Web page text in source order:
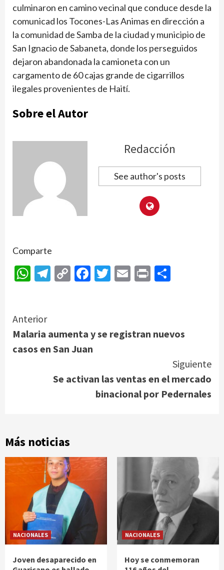
culminaron en camino vecinal que conduce desde la
comunicad los Tocones-Las Animas en dirección a
la comunidad de Samba de la ciudad y municipio de
San Ignacio de Sabaneta, donde los perseguidos
dejaron abandonada la camioneta con un
cargamento de 60 cajas grande de cigarrillos
ilegales provenientes de Haití.
Sobre el Autor
Redacción
See author's posts
Comparte
WhatsApp
Telegram
CopyFacebook
Twitter
Email
Print
Continue
Reading
Anterior
Malaria aumenta y se registran nuevos
casos en San Juan
Siguiente
Se activan las ventas en el mercado
binacional por Pedernales
Más noticias
NACIONALES
Joven desaparecido en
NACIONALES
Hoy se conmemoran